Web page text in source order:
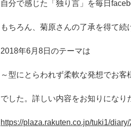
自分で感じた「独り言」を毎日
もちろん、菊原さんの了承を得て続
2018年6月8日のテーマは
～型にとらわれず柔軟な発想でお客
でした。詳しい内容をお知りになり
https://plaza.rakuten.co.jp/tuki1/